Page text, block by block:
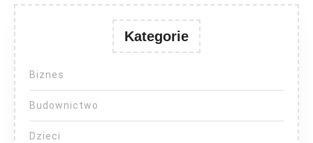
Kategorie
Biznes
Budownictwo
Dzieci